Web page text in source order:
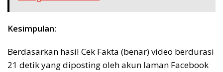
Kesimpulan:
Berdasarkan hasil Cek Fakta (benar) video berdurasi
21 detik yang diposting oleh akun laman Facebook